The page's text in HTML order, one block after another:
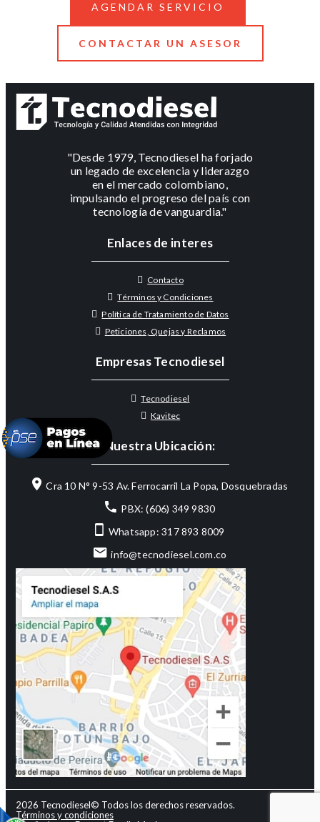
AGENDAR SERVICIO
CONTACTAR UN ASESOR
"Desde 1979, Tecnodiesel ha forjado
un legado de excelencia y liderazgo
en el mercado colombiano,
impulsando el progreso del país con
tecnología de vanguardia."
Enlaces de interes
Contacto
Términos y Condiciones
Política de Tratamiento de Datos
Peticiones, Quejas y Reclamos
Empresas Tecnodiesel
Tecnodiesel
Kavitec
Nuestra Ubicación:
Cra 10 N° 9-53 Av. Ferrocarril La Popa, Dosquebradas
PBX: (606) 349 9830
Whatsapp: 317 893 8009
info@tecnodiesel.com.co
2026 Tecnodiesel© Todos los derechos reservados.
Términos y condiciones